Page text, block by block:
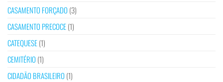
CASAMENTO FORÇADO (3)
CASAMENTO PRECOCE(1)
CATEQUESE(1)
CEMITÉRIO (1)
CIDADÃO BRASILEIRO (1)